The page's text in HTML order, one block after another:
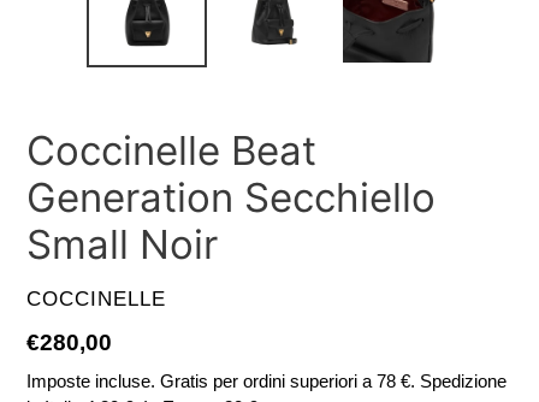
Coccinelle Beat
Generation Secchiello
Small Noir
VENDITORE
COCCINELLE
Prezzo
di
€280,00
Imposte incluse. Gratis per ordini superiori a 78 €. Spedizione